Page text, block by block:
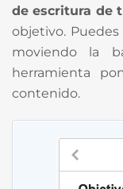
de escritura de
objetivo.
moviendo la
herramienta
contenido.